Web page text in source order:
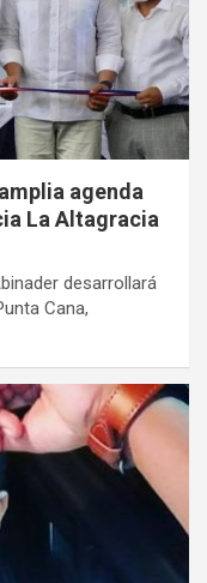
agenda
La Altagracia
desarrollará
Cana,